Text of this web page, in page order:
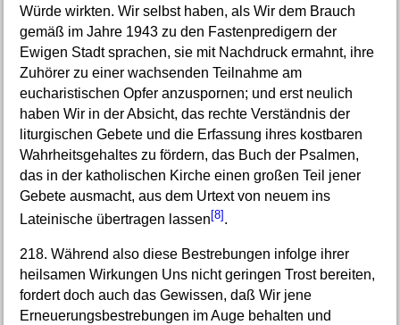
Würde wirkten. Wir selbst haben, als Wir dem Brauch
gemäß im Jahre 1943 zu den Fastenpredigern der
Ewigen Stadt sprachen, sie mit Nachdruck ermahnt, ihre
Zuhörer zu einer wachsenden Teilnahme am
eucharistischen Opfer anzuspornen; und erst neulich
haben Wir in der Absicht, das rechte Verständnis der
liturgischen Gebete und die Erfassung ihres kostbaren
Wahrheitsgehaltes zu fördern, das Buch der Psalmen,
das in der katholischen Kirche einen großen Teil jener
Gebete ausmacht, aus dem Urtext von neuem ins
Lateinische übertragen lassen [8] .
218. Während also diese Bestrebungen infolge ihrer
heilsamen Wirkungen Uns nicht geringen Trost bereiten,
fordert doch auch das Gewissen, daß Wir jene
Erneuerungsbestrebungen im Auge behalten und